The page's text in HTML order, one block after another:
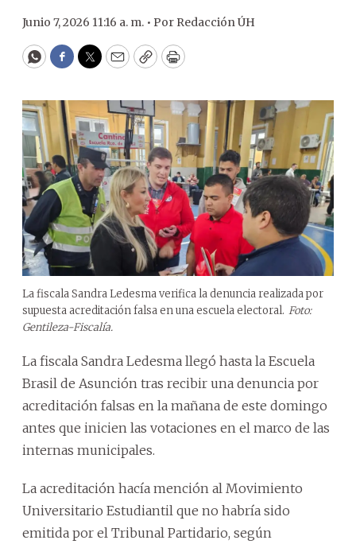
Junio 7, 2026 11:16 a. m. • Por Redacción ÚH
WhatsApp
Facebook
Twitter
EmailCopyPrint
La fiscala Sandra Ledesma verifica la denuncia realizada por
supuesta acreditación falsa en una escuela electoral. Foto:
Gentileza-Fiscalía.
La fiscala Sandra Ledesma llegó hasta la Escuela
Brasil de Asunción tras recibir una denuncia por
acreditación falsas en la mañana de este domingo
antes que inicien las votaciones en el marco de las
internas municipales.
La acreditación hacía mención al Movimiento
Universitario Estudiantil que no habría sido
emitida por el Tribunal Partidario, según